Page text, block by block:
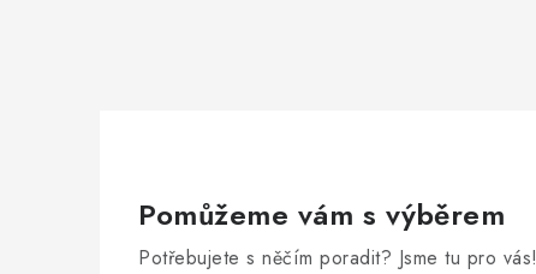
Pomůžeme vám s výběrem
Potřebujete s něčím poradit? Jsme tu pro vás!